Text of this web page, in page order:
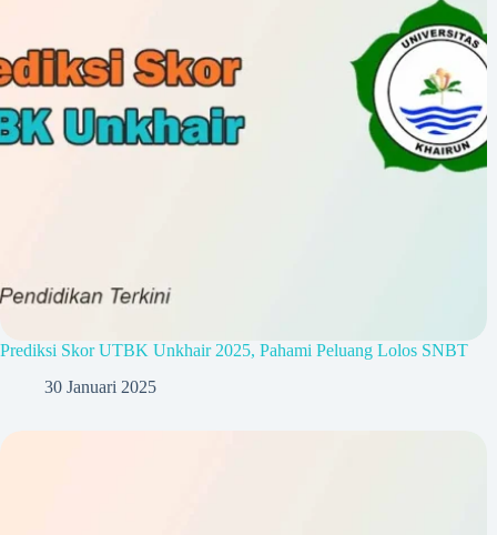
Prediksi Skor UTBK Unkhair 2025, Pahami Peluang Lolos SNBT
30 Januari 2025